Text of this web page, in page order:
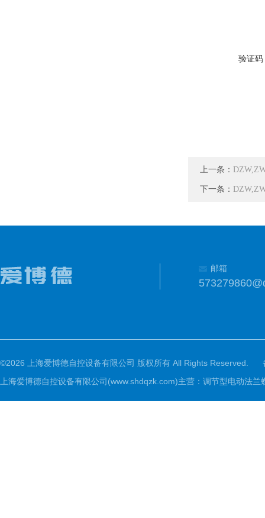
验证码
上一条：
下一条：
邮箱
©2026 上海爱博德自控设备有限公司 版权所有 All Rights Reserved.
上海爱博德自控设备有限公司(www.shdqzk.com)主营：调节型电动法